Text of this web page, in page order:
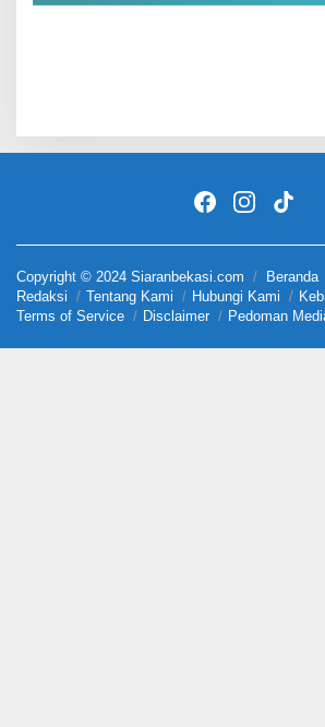
Copyright © 2024 Siaranbekasi.com Beranda
Redaksi
Tentang Kami Hubungi Kami
Terms of Service
Disclaimer Pedoman